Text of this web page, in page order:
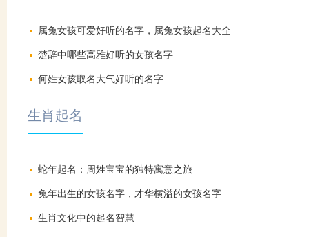
属兔女孩可爱好听的名字，属兔女孩起名大全
楚辞中哪些高雅好听的女孩名字
何姓女孩取名大气好听的名字
生肖起名
蛇年起名：周姓宝宝的独特寓意之旅
兔年出生的女孩名字，才华横溢的女孩名字
生肖文化中的起名智慧